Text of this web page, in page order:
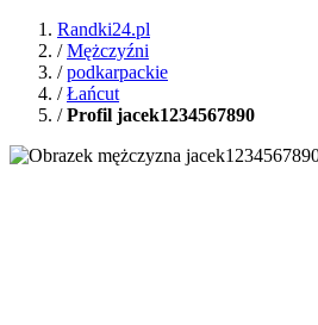
Randki24.pl
/Mężczyźni
/podkarpackie
/Łańcut
/Profil jacek1234567890